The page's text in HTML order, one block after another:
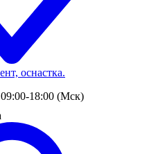
оснастка.
18:00 (Мск)